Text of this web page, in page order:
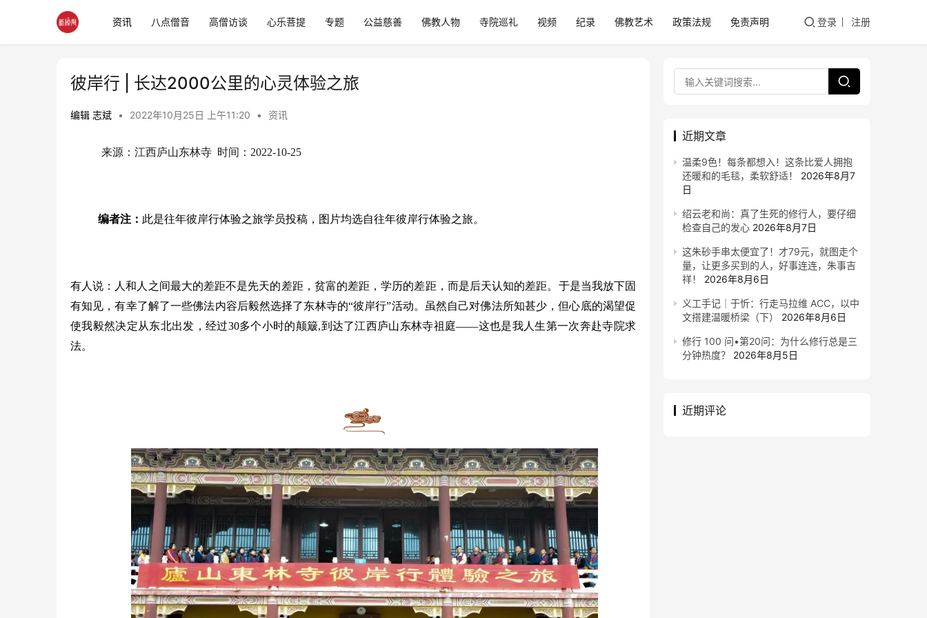
资讯 八点僧音 高僧访谈 心乐菩提 专题 公益慈善 佛教人物 寺院巡礼 视频 纪录 佛教艺术 政策法规 免责声明 登录 注册
彼岸行 | 长达2000公里的心灵体验之旅
编辑 志斌 • 2022年10月25日 上午11:20 • 资讯
来源：江西庐山东林寺  时间：2022-10-25
编者注： 此是往年彼岸行体验之旅学员投稿，图片均选自往年彼岸行体验之旅。
有人说：人和人之间最大的差距不是先天的差距，贫富的差距，学历的差距，而是后天认知的差距。于是当我放下固
有知见，有幸了解了一些佛法内容后毅然选择了东林寺的“彼岸行”活动。虽然自己对佛法所知甚少，但心底的渴望促
使我毅然决定从东北出发，经过30多个小时的颠簸,到达了江西庐山东林寺祖庭——这也是我人生第一次奔赴寺院求
法。
近期文章
温柔9色！每条都想入！这条比爱人拥抱
还暖和的毛毯，柔软舒适！
2026年8月7
日
绍云老和尚：真了生死的修行人，要仔细
检查自己的发心 2026年8月7日
这朱砂手串太便宜了！才79元，就图走个
量，让更多买到的人，好事连连，朱事吉
祥！
2026年8月6日
义工手记｜于忻：行走马拉维 ACC，以中
文搭建温暖桥梁（下）
2026年8月6日
修行 100 问•第20问：为什么修行总是三
分钟热度？
2026年8月5日
近期评论